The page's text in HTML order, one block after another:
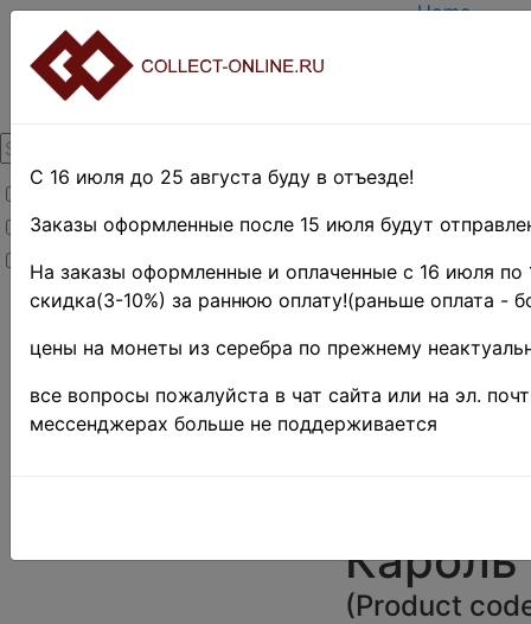
Товары со скидкой
Товары в наличии
Новинки
Home
TERMS
Home»
EUROPE
»
Румыния
Кароль
(Product
С 16 июля до 25 августа буду в отъезде!
Заказы оформленные после 15 июля будут
На заказы оформленные и оплаченные с 16 июля по
скидка(3-10%) за раннюю оплату!(раньше оплата -
цены на монеты из серебра по прежнему
все вопросы пожалуйста в чат сайта или на эл.
мессенджерах больше не поддерживается